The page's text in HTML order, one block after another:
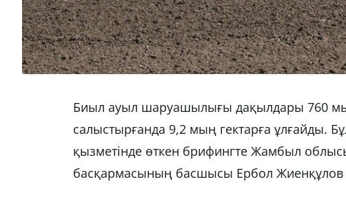
Биыл ауыл шаруашылығы дақылдары 760
салыстырғанда 9,2 мың гектарға ұлғайды.
қызметінде өткен брифингте Жамбыл
басқармасының басшысы Ербол Жиенқұлов